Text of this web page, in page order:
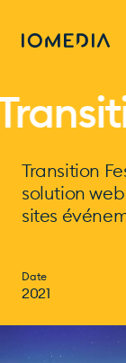
Transition
solution
sites
Date
2021